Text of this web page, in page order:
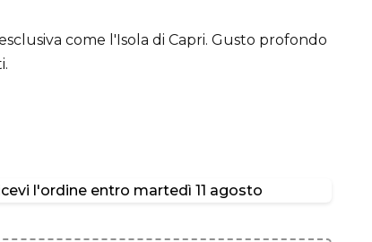
come l'Isola di Capri. Gusto profondo
l'ordine entro martedì 11 agosto